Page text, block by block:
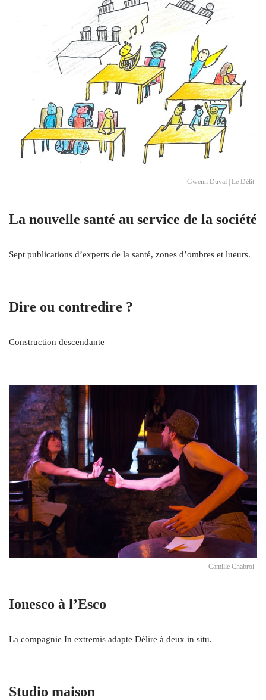
Gwenn Duval | Le Délit
La nouvelle santé au service de la société
Sept publications d’experts de la santé, zones d’ombres et lueurs.
Dire ou contredire ?
Construction descendante
Camille Chabrol
Ionesco à l’Esco
La compagnie In extremis adapte Délire à deux in situ.
Studio maison